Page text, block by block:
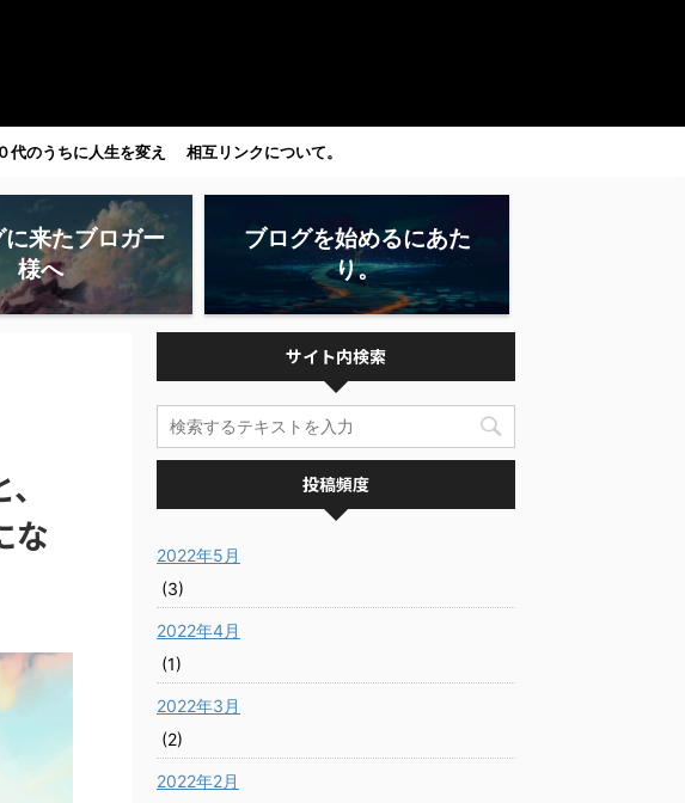
代のうちに人生を変え
たい人へ。
相互リンクについて。
来たブロガー
様へ
ブログを始めるにあた
り。
な
サイト内検索
投稿頻度
2022年5月
(3)
2022年4月
(1)
2022年3月
(2)
2022年2月